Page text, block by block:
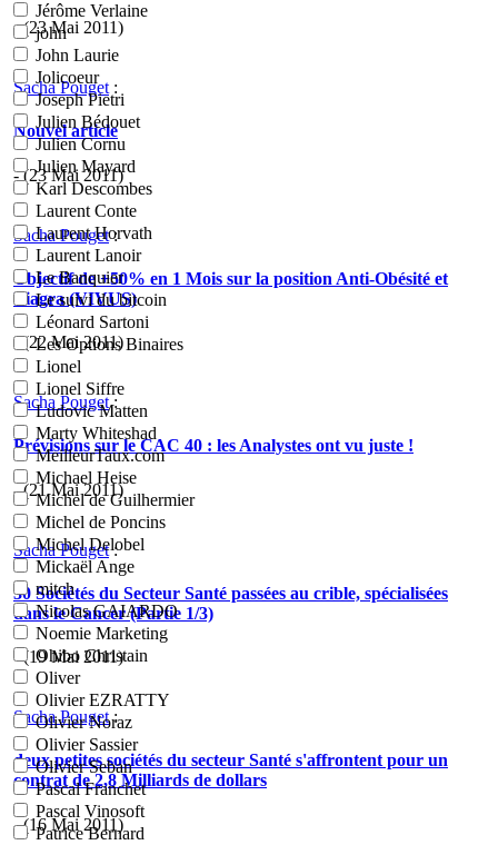
Jérôme Verlaine
john
John Laurie
Jolicoeur
Joseph Pietri
Julien Bédouet
Julien Cornu
Julien Mayard
Karl Descombes
Laurent Conte
Laurent Horvath
Laurent Lanoir
Le Banquier
Le suivi du bitcoin
Léonard Sartoni
Les Options Binaires
Lionel
Lionel Siffre
Ludovic Matten
Marty Whiteshad
MeilleurTaux.com
Michael Heise
Michel de Guilhermier
Michel de Poncins
Michel Delobel
Mickaël Ange
mitch
Nicolas GAIARDO
Noemie Marketing
Ohibo Christain
Oliver
Olivier EZRATTY
Olivier Noraz
Olivier Sassier
Olivier Seban
Pascal Franchet
Pascal Vinosoft
Patrice Bernard
- (23 Mai 2011)
Sacha Pouget :
Nouvel article
- (23 Mai 2011)
Sacha Pouget:
Objectif de +50% en 1 Mois sur la position Anti-Obésité et
Viagra (VIVUS)
- (22 Mai 2011)
Sacha Pouget:
Prévisions sur le CAC 40 : les Analystes ont vu juste !
- (21 Mai 2011)
Sacha Pouget:
30 Sociétés du Secteur Santé passées au crible, spécialisées
dans le Cancer (Partie 1/3)
- (19 Mai 2011)
Sacha Pouget:
deux petites sociétés du secteur Santé s'affrontent pour un
contrat de 2,8 Milliards de dollars
- (16 Mai 2011)